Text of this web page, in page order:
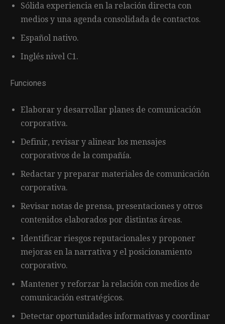
Sólida experiencia en la relación directa con
medios y una agenda consolidada de contactos.
Español nativo.
Inglés nivel C1.
Funciones
Elaborar y desarrollar planes de comunicación
corporativa.
Definir, revisar y alinear los mensajes
corporativos de la compañía.
Redactar y preparar materiales de comunicación
corporativa.
Revisar notas de prensa, presentaciones y otros
contenidos elaborados por distintas áreas.
Identificar riesgos reputacionales y proponer
mejoras en la narrativa y el posicionamiento
corporativo.
Mantener y reforzar la relación con medios de
comunicación estratégicos.
Detectar oportunidades informativas y coordinar